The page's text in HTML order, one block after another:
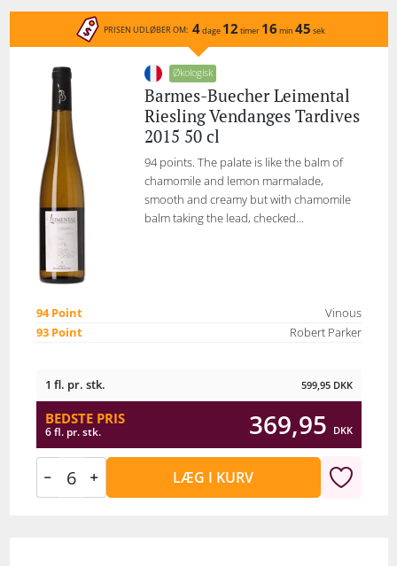
PRISEN UDLØBER OM: 4dage 12 timer 16 min 45 sek
Økologisk
Barmes-Buecher Leimental
Riesling Vendanges Tardives
2015 50 cl
94 points. The palate is like the balm of
chamomile and lemon marmalade,
smooth and creamy but with chamomile
balm taking the lead, checked...
94 Point
Vinous
93 Point
Robert Parker
1 fl. pr. stk. 599,95 DKK
BEDSTE PRIS
6 fl. pr. stk. 369,95 DKK
LÆG I KURV